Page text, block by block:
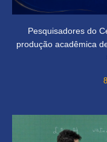
Pesquisadores do
produção acadêmica